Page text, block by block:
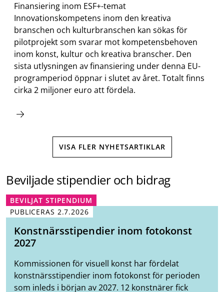
Finansiering inom ESF+-temat
Innovationskompetens inom den kreativa
branschen och kulturbranschen kan sökas för
pilotprojekt som svarar mot kompetensbehoven
inom konst, kultur och kreativa branscher. Den
sista utlysningen av finansiering under denna EU-
programperiod öppnar i slutet av året. Totalt finns
cirka 2 miljoner euro att fördela.
VISA FLER NYHETSARTIKLAR
Beviljade stipendier och bidrag
BEVILJAT STIPENDIUM
PUBLICERAS 2.7.2026
Konstnärsstipendier inom fotokonst
2027
Kommissionen för visuell konst har fördelat
konstnärsstipendier inom fotokonst för perioden
som inleds i början av 2027. 12 konstnärer fick